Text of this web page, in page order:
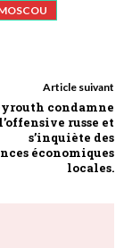
Article suivant
condamne
russe et
s’inquiète des
économiques
locales.